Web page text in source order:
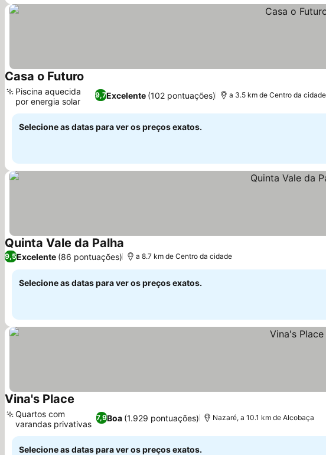
Casa o Futuro
9,7Excelente (102 pontuações)
Piscina aquecida
por energia solar
a 3.5 km de Centro da cidade
Selecione as datas para ver os preços exatos.
Quinta Vale da Palha
9,5Excelente (86 pontuações) a 8.7 km de Centro da cidade
Selecione as datas para ver os preços exatos.
Vina's Place
7,9Boa (1.929 pontuações)
Quartos com
varandas privativas
Nazaré, a 10.1 km de Alcobaça
Selecione as datas para ver os preços exatos.